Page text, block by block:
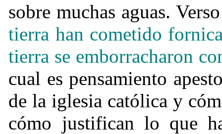
sobre muchas aguas.
tierra han cometido
tierra se emborracharon
cual es pensamiento
de la iglesia católica y
cómo justifican lo que